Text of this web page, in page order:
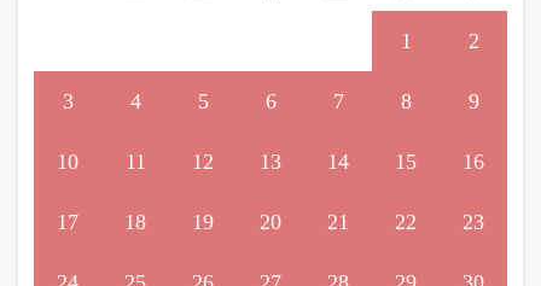
1 2
3 4 5 6 7 8 9
10 11 12 13 14 15 16
17 18 19 20 21 22 23